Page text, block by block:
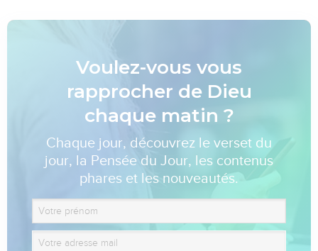
Voulez-vous vous
rapprocher de Dieu
chaque matin ?
Chaque jour, découvrez le verset du
jour, la Pensée du Jour, les contenus
phares et les nouveautés.